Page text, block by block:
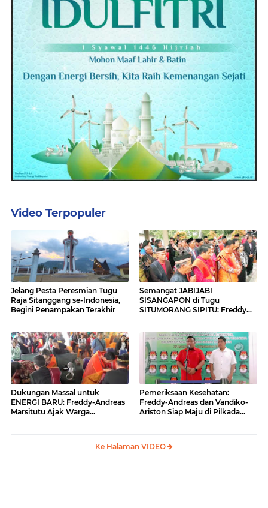
Video Terpopuler
Jelang Pesta Peresmian Tugu
Raja Sitanggang se-Indonesia,
Begini Penampakan Terakhir
Semangat JABIJABI
SISANGAPON di Tugu
SITUMORANG SIPITU: Freddy
Dukungan Massal untuk
ENERGI BARU: Freddy-Andreas
Marsitutu Ajak Warga
Pemeriksaan Kesehatan:
Freddy-Andreas dan Vandiko-
Ariston Siap Maju di Pilkada
Ke Halaman VIDEO